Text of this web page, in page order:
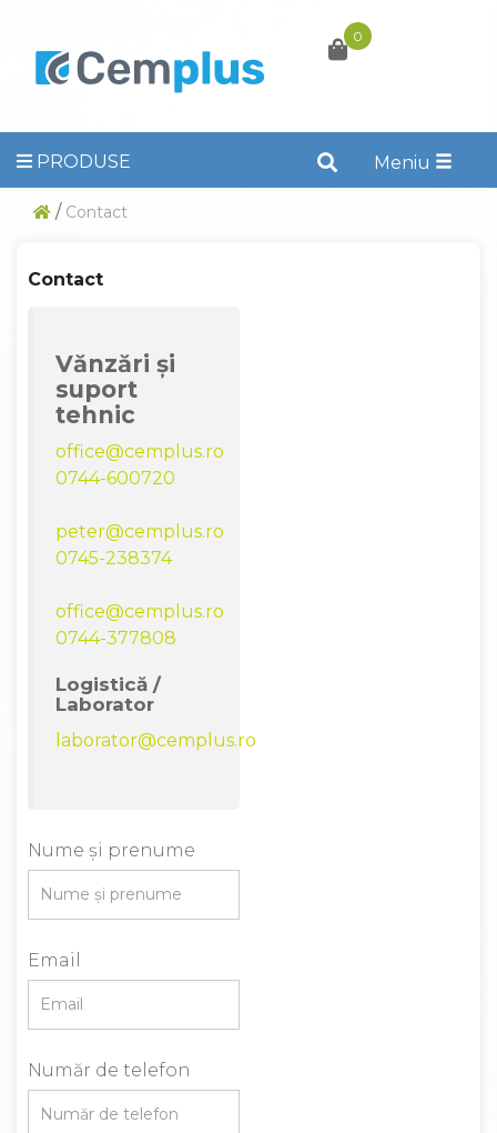
0
PRODUSE Meniu Toggle
/ Contact
Contact
Vănzări și
suport
tehnic
office@cemplus.ro
0744-600720
peter@cemplus.ro
0745-238374
office@cemplus.ro
0744-377808
Logistică /
Laborator
laborator@cemplus.ro
Nume și prenume
Email
Număr de telefon